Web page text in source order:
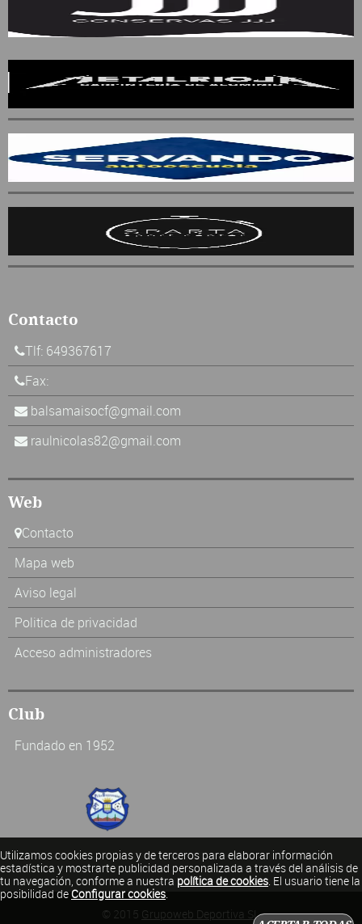
Contacto
Tlf: 649367617
Fax:
balsamaisocf@gmail.com
raulnicolas82@gmail.com
Web
Contacto
Mapa web
Aviso legal
Politica de privacidad
Acceso administradores
Club
Fundado en 1952
© 2015 Grupoweb Deportiva SL
Utilizamos cookies propias y de terceros para elaborar información
estadística y mostrarte publicidad personalizada a través del análisis de
tu navegación, conforme a nuestra política de cookies. El usuario tiene la
posibilidad de Configurar cookies.